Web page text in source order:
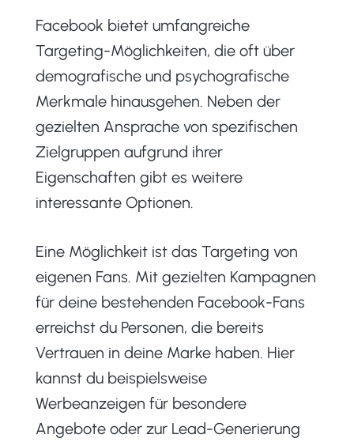
Facebook bietet umfangreiche
Targeting-Möglichkeiten, die oft über
demografische und psychografische
Merkmale hinausgehen. Neben der
gezielten Ansprache von spezifischen
Zielgruppen aufgrund ihrer
Eigenschaften gibt es weitere
interessante Optionen.
Eine Möglichkeit ist das Targeting von
eigenen Fans. Mit gezielten Kampagnen
für deine bestehenden Facebook-Fans
erreichst du Personen, die bereits
Vertrauen in deine Marke haben. Hier
kannst du beispielsweise
Werbeanzeigen für besondere
Angebote oder zur Lead-Generierung